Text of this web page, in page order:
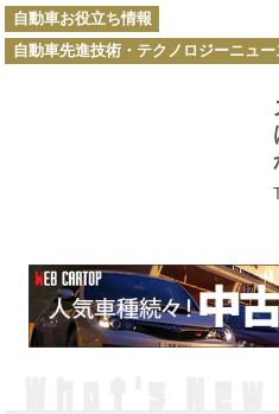
カ
テ
ゴ
リ
ー
自動車お役立ち情報
自動車先進技術・テクノロジーニュー